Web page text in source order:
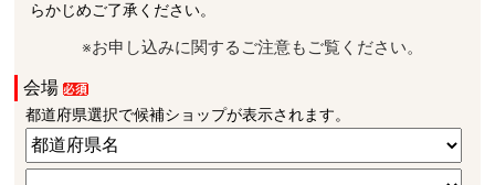
らかじめご了承ください。
※お申し込みに関するご注意もご覧ください。
会場
都道府県選択で候補ショップが表示されます。